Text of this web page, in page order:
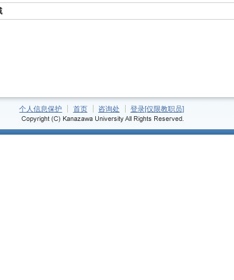
个人信息保护 首页 咨询处 登录[仅限教职员]